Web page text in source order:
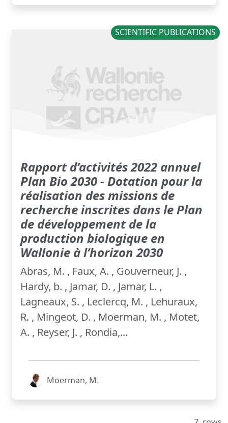
SCIENTIFIC PUBLICATIONS
Rapport d’activités 2022 annuel
Plan Bio 2030 - Dotation pour la
réalisation des missions de
recherche inscrites dans le Plan
de développement de la
production biologique en
Wallonie à l’horizon 2030
Abras, M. , Faux, A. , Gouverneur, J. ,
Hardy, b. , Jamar, D. , Jamar, L. ,
Lagneaux, S. , Leclercq, M. , Lehuraux,
R. , Mingeot, D. , Moerman, M. , Motet,
A. , Reyser, J. , Rondia,...
Moerman, M.